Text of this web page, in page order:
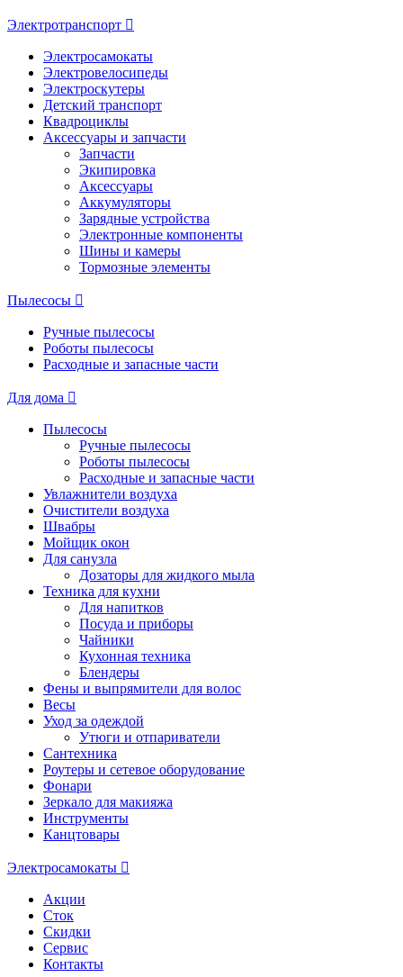
Электротранспорт
Электросамокаты
Электровелосипеды
Электроскутеры
Детский транспорт
Квадроциклы
Аксессуары и запчасти
Запчасти
Экипировка
Аксессуары
Аккумуляторы
Зарядные устройства
Электронные компоненты
Шины и камеры
Тормозные элементы
Пылесосы
Ручные пылесосы
Роботы пылесосы
Расходные и запасные части
Для дома
Пылесосы
Ручные пылесосы
Роботы пылесосы
Расходные и запасные части
Увлажнители воздуха
Очистители воздуха
Швабры
Мойщик окон
Для санузла
Дозаторы для жидкого мыла
Техника для кухни
Для напитков
Посуда и приборы
Чайники
Кухонная техника
Блендеры
Фены и выпрямители для волос
Весы
Уход за одеждой
Утюги и отпариватели
Сантехника
Роутеры и сетевое оборудование
Фонари
Зеркало для макияжа
Инструменты
Канцтовары
Электросамокаты
Акции
Сток
Скидки
Сервис
Контакты